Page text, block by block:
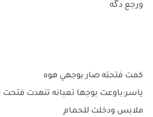
ورجع دگه
كمت فتحته صار بوجهي هوه
ياسر:باوعت بوجها تعبانه تنهدت فتحت
ملابس ودخلت للحمام